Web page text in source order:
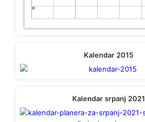
Kalendar 2015
Kalendar srpanj 2021